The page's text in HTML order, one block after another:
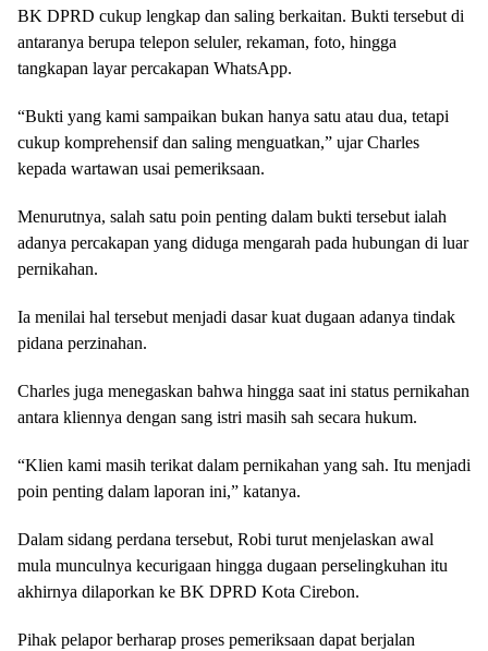
BK DPRD cukup lengkap dan saling berkaitan. Bukti tersebut di
antaranya berupa telepon seluler, rekaman, foto, hingga
tangkapan layar percakapan WhatsApp.
“Bukti yang kami sampaikan bukan hanya satu atau dua, tetapi
cukup komprehensif dan saling menguatkan,” ujar Charles
kepada wartawan usai pemeriksaan.
Menurutnya, salah satu poin penting dalam bukti tersebut ialah
adanya percakapan yang diduga mengarah pada hubungan di luar
pernikahan.
Ia menilai hal tersebut menjadi dasar kuat dugaan adanya tindak
pidana perzinahan.
Charles juga menegaskan bahwa hingga saat ini status pernikahan
antara kliennya dengan sang istri masih sah secara hukum.
“Klien kami masih terikat dalam pernikahan yang sah. Itu menjadi
poin penting dalam laporan ini,” katanya.
Dalam sidang perdana tersebut, Robi turut menjelaskan awal
mula munculnya kecurigaan hingga dugaan perselingkuhan itu
akhirnya dilaporkan ke BK DPRD Kota Cirebon.
Pihak pelapor berharap proses pemeriksaan dapat berjalan